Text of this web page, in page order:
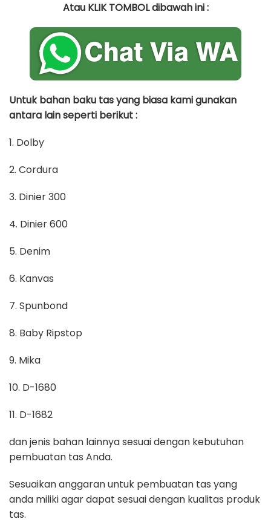
Atau KLIK TOMBOL dibawah ini :
Untuk bahan baku tas yang biasa kami gunakan
antara lain seperti berikut :
1. Dolby
2. Cordura
3. Dinier 300
4. Dinier 600
5. Denim
6. Kanvas
7. Spunbond
8. Baby Ripstop
9. Mika
10. D-1680
11. D-1682
dan jenis bahan lainnya sesuai dengan kebutuhan
pembuatan tas Anda.
Sesuaikan anggaran untuk pembuatan tas yang
anda miliki agar dapat sesuai dengan kualitas produk
tas.